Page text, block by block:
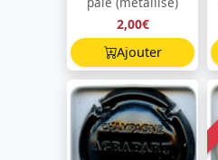
2,00€
Ajouter